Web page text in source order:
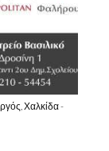
Χαλκίδα -